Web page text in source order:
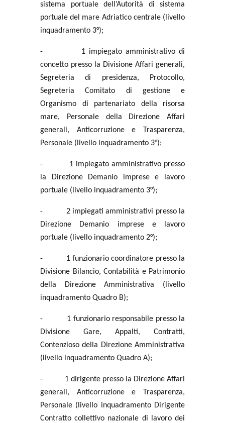
sistema portuale dell’Autorità di sistema
portuale del mare Adriatico centrale (livello
inquadramento 3°);
-
1 impiegato amministrativo di
concetto presso la Divisione Affari generali,
Segreteria di presidenza, Protocollo,
Segreteria Comitato di gestione e
Organismo di partenariato della risorsa
mare, Personale della Direzione Affari
generali, Anticorruzione e Trasparenza,
Personale (livello inquadramento 3°);
-
1 impiegato amministrativo presso
la Direzione Demanio imprese e lavoro
portuale (livello inquadramento 3°);
-
2 impiegati amministrativi presso la
Direzione Demanio imprese e lavoro
portuale (livello inquadramento 2°);
-
1 funzionario coordinatore presso la
Divisione Bilancio, Contabilità e Patrimonio
della Direzione Amministrativa (livello
inquadramento Quadro B);
-
1 funzionario responsabile presso la
Divisione Gare, Appalti, Contratti,
Contenzioso della Direzione Amministrativa
(livello inquadramento Quadro A);
-
1 dirigente presso la Direzione Affari
generali, Anticorruzione e Trasparenza,
Personale (livello inquadramento Dirigente
Contratto collettivo nazionale di lavoro dei